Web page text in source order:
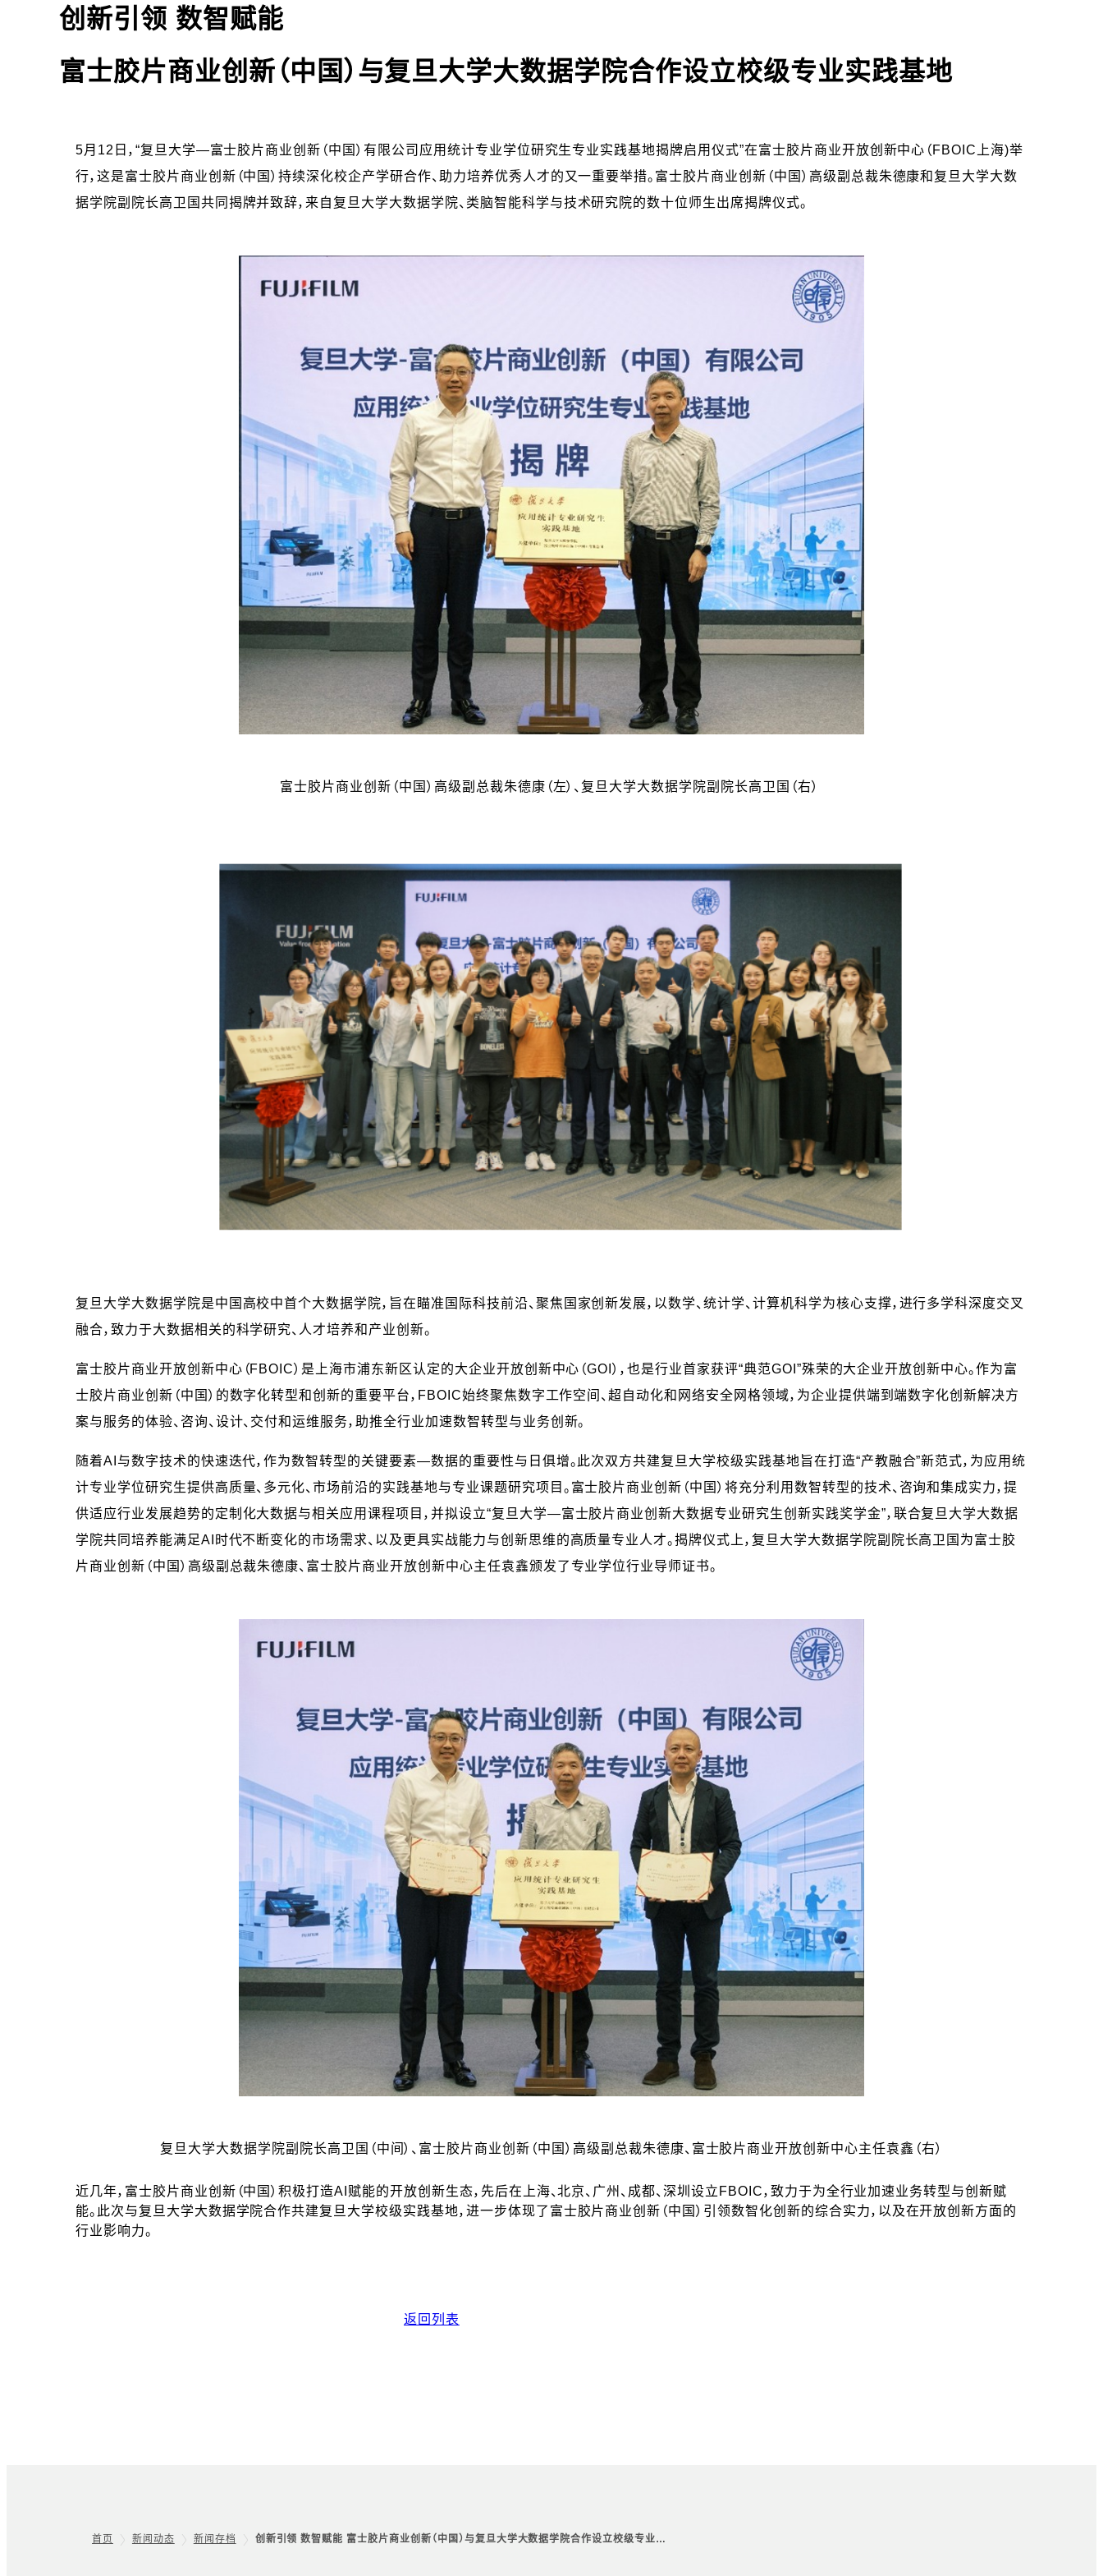
创新引领 数智赋能
富士胶片商业创新（中国）与复旦大学大数据学院合作设立校级专业实践基地
5月12日，“复旦大学—富士胶片商业创新（中国）有限公司应用统计专业学位研究生专业实践基地揭牌启用仪式”在富士胶片商业开放创新中心（FBOIC上海)举
行，这是富士胶片商业创新（中国）持续深化校企产学研合作、助力培养优秀人才的又一重要举措。富士胶片商业创新（中国）高级副总裁朱德康和复旦大学大数
据学院副院长高卫国共同揭牌并致辞，来自复旦大学大数据学院、类脑智能科学与技术研究院的数十位师生出席揭牌仪式。
富士胶片商业创新（中国）高级副总裁朱德康（左）、复旦大学大数据学院副院长高卫国（右）
复旦大学大数据学院是中国高校中首个大数据学院，旨在瞄准国际科技前沿、聚焦国家创新发展，以数学、统计学、计算机科学为核心支撑，进行多学科深度交叉
融合，致力于大数据相关的科学研究、人才培养和产业创新。
富士胶片商业开放创新中心（FBOIC）是上海市浦东新区认定的大企业开放创新中心（GOI），也是行业首家获评“典范GOI”殊荣的大企业开放创新中心。作为富
士胶片商业创新（中国）的数字化转型和创新的重要平台，FBOIC始终聚焦数字工作空间、超自动化和网络安全网格领域，为企业提供端到端数字化创新解决方
案与服务的体验、咨询、设计、交付和运维服务，助推全行业加速数智转型与业务创新。
随着AI与数字技术的快速迭代，作为数智转型的关键要素—数据的重要性与日俱增。此次双方共建复旦大学校级实践基地旨在打造“产教融合”新范式，为应用统
计专业学位研究生提供高质量、多元化、市场前沿的实践基地与专业课题研究项目。富士胶片商业创新（中国）将充分利用数智转型的技术、咨询和集成实力，提
供适应行业发展趋势的定制化大数据与相关应用课程项目，并拟设立“复旦大学—富士胶片商业创新大数据专业研究生创新实践奖学金”，联合复旦大学大数据
学院共同培养能满足AI时代不断变化的市场需求、以及更具实战能力与创新思维的高质量专业人才。揭牌仪式上，复旦大学大数据学院副院长高卫国为富士胶
片商业创新（中国）高级副总裁朱德康、富士胶片商业开放创新中心主任袁鑫颁发了专业学位行业导师证书。
复旦大学大数据学院副院长高卫国（中间）、富士胶片商业创新（中国）高级副总裁朱德康、富士胶片商业开放创新中心主任袁鑫（右）
近几年，富士胶片商业创新（中国）积极打造AI赋能的开放创新生态，先后在上海、北京、广州、成都、深圳设立FBOIC，致力于为全行业加速业务转型与创新赋
能。此次与复旦大学大数据学院合作共建复旦大学校级实践基地，进一步体现了富士胶片商业创新（中国）引领数智化创新的综合实力，以及在开放创新方面的
行业影响力。
返回列表
首页 新闻动态 新闻存档 创新引领 数智赋能 富士胶片商业创新（中国）与复旦大学大数据学院合作设立校级专业…